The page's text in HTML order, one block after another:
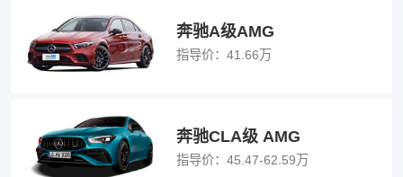
奔驰A级AMG
指导价： 41.66万
奔驰CLA级 AMG
指导价： 45.47-62.59万